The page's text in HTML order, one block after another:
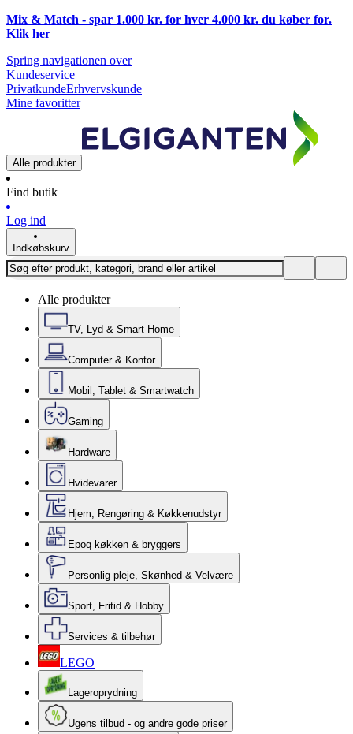
Mix & Match - spar 1.000 kr. for hver 4.000 kr. du køber for.
Klik her
Spring navigationen over
Kundeservice
PrivatkundeErhvervskunde
Mine favoritter
Alle produkter
Find butik
Log ind
Indkøbskurv
Alle produkter
TV, Lyd & Smart Home
Computer & Kontor
Mobil, Tablet & Smartwatch
Gaming
Hardware
Hvidevarer
Hjem, Rengøring & Køkkenudstyr
Epoq køkken & bryggers
Personlig pleje, Skønhed & Velvære
Sport, Fritid & Hobby
Services & tilbehør
LEGO
Lageroprydning
Ugens tilbud - og andre gode priser